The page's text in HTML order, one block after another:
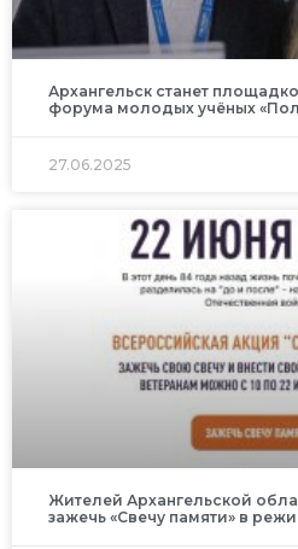
Архангельск станет
форума молодых учёных
27.06.2025
Жителей Архангельской
зажечь «Свечу памяти» в